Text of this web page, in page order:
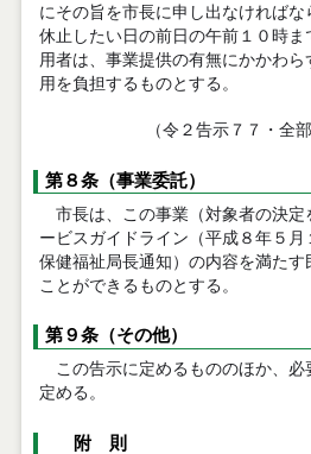
にその旨を市長に申し出なければ
休止したい日の前日の午前１０時ま
用者は、事業提供の有無にかかわ
用を負担するものとする。
（令２告示７７・全部
第８条（事業委託）
市長は、この事業（対象者の決定
ービスガイドライン（平成８年５月
保健福祉局長通知）の内容を満たす
ことができるものとする。
第９条（その他）
この告示に定めるもののほか、必
定める。
附 則